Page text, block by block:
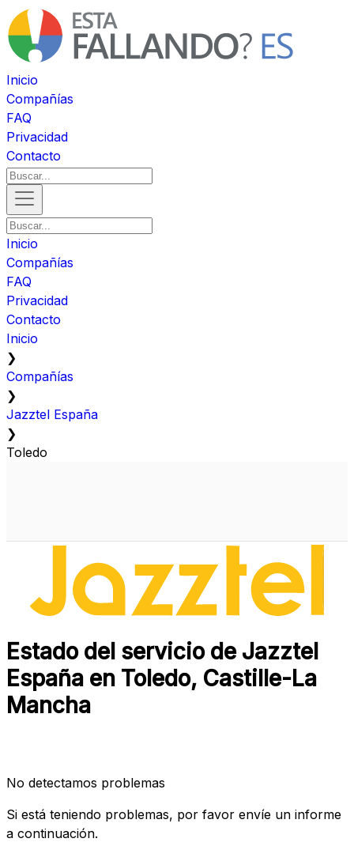
Inicio
Compañías
FAQ
Privacidad
Contacto
Inicio
Compañías
FAQ
Privacidad
Contacto
Inicio
❯
Compañías
❯
Jazztel España
❯
Toledo
Estado del servicio de Jazztel
España en Toledo, Castille-La
Mancha
No detectamos problemas
Si está teniendo problemas, por favor envíe un informe
a continuación.